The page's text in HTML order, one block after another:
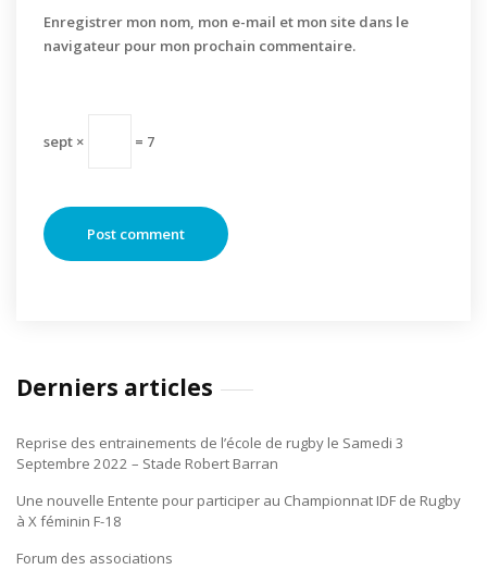
Enregistrer mon nom, mon e-mail et mon site dans le
navigateur pour mon prochain commentaire.
sept × = 7
Derniers articles
Reprise des entrainements de l’école de rugby le Samedi 3
Septembre 2022 – Stade Robert Barran
Une nouvelle Entente pour participer au Championnat IDF de Rugby
à X féminin F-18
Forum des associations